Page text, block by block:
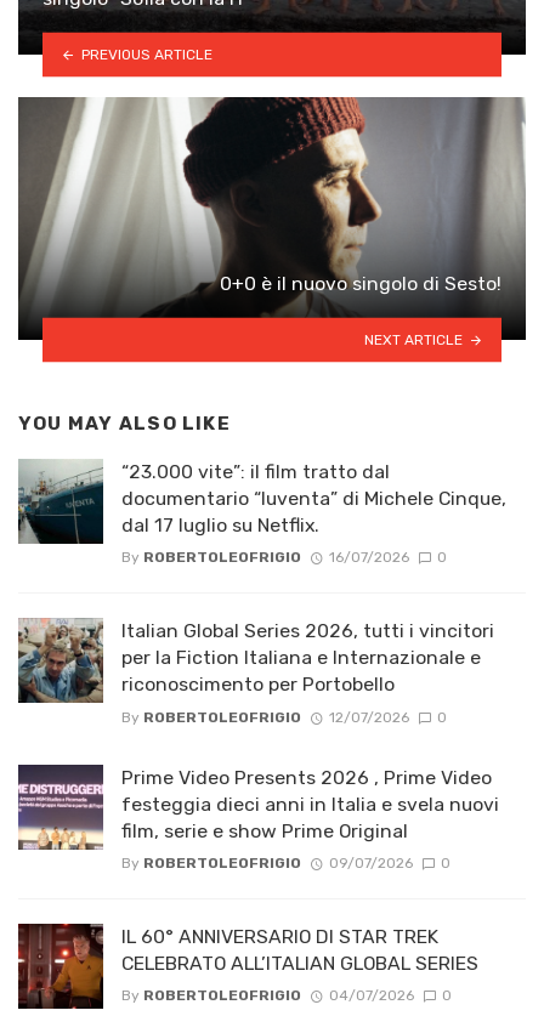
PREVIOUS ARTICLE
0+0 è il nuovo singolo di Sesto!
NEXT ARTICLE
YOU MAY ALSO LIKE
“23.000 vite”: il film tratto dal
documentario “Iuventa” di Michele Cinque,
dal 17 luglio su Netflix.
By ROBERTOLEOFRIGIO 16/07/2026 0
Italian Global Series 2026, tutti i vincitori
per la Fiction Italiana e Internazionale e
riconoscimento per Portobello
By ROBERTOLEOFRIGIO 12/07/2026 0
Prime Video Presents 2026 , Prime Video
festeggia dieci anni in Italia e svela nuovi
film, serie e show Prime Original
By ROBERTOLEOFRIGIO 09/07/2026 0
IL 60° ANNIVERSARIO DI STAR TREK
CELEBRATO ALL’ITALIAN GLOBAL SERIES
By ROBERTOLEOFRIGIO 04/07/2026 0